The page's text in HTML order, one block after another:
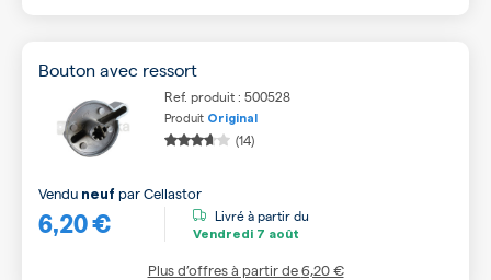
Bouton avec ressort
Ref. produit : 500528
Produit Original
(14)
6,20 €
Vendu neuf parCellastor
Livré à partir du
Vendredi 7 août
Plus d’offres à partir de6,20 €